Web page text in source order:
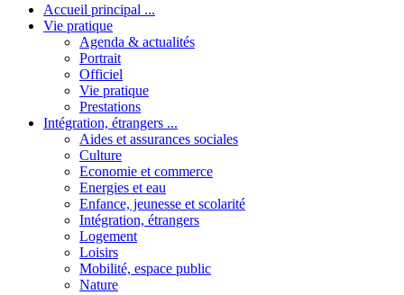
Accueil principal ...
Vie pratique
Agenda & actualités
Portrait
Officiel
Vie pratique
Prestations
Intégration, étrangers ...
Aides et assurances sociales
Culture
Economie et commerce
Energies et eau
Enfance, jeunesse et scolarité
Intégration, étrangers
Logement
Loisirs
Mobilité, espace public
Nature